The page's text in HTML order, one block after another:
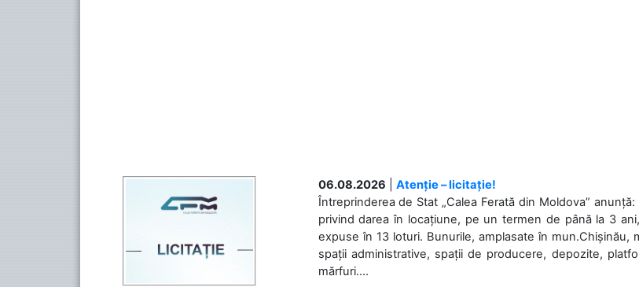
06.08.2026
Atenție – licitație!
Întreprinderea de Stat „Calea Ferată din Moldova”
privind darea în locațiune, pe un termen de până la 3
expuse în 13 loturi. Bunurile, amplasate în mun.Chișinău,
spații administrative, spații de producere, depozite,
mărfuri....